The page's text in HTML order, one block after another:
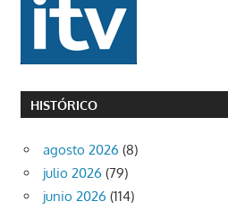
HISTÓRICO
agosto 2026 (8)
julio 2026 (79)
junio 2026 (114)